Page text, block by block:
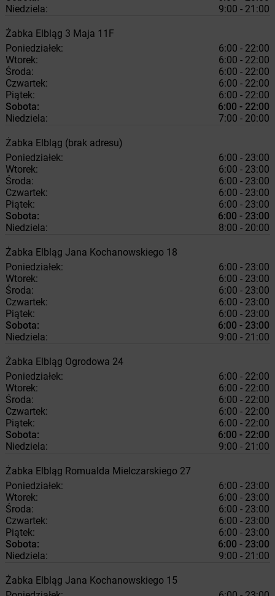
Niedziela:
9:00 - 21:00
Żabka Elbląg 3 Maja 11F
Poniedziałek:
6:00 - 22:00
Wtorek:
6:00 - 22:00
Środa:
6:00 - 22:00
Czwartek:
6:00 - 22:00
Piątek:
6:00 - 22:00
Sobota:
6:00 - 22:00
Niedziela:
7:00 - 20:00
Żabka Elbląg (brak adresu)
Poniedziałek:
6:00 - 23:00
Wtorek:
6:00 - 23:00
Środa:
6:00 - 23:00
Czwartek:
6:00 - 23:00
Piątek:
6:00 - 23:00
Sobota:
6:00 - 23:00
Niedziela:
8:00 - 20:00
Żabka Elbląg Jana Kochanowskiego 18
Poniedziałek:
6:00 - 23:00
Wtorek:
6:00 - 23:00
Środa:
6:00 - 23:00
Czwartek:
6:00 - 23:00
Piątek:
6:00 - 23:00
Sobota:
6:00 - 23:00
Niedziela:
9:00 - 21:00
Żabka Elbląg Ogrodowa 24
Poniedziałek:
6:00 - 22:00
Wtorek:
6:00 - 22:00
Środa:
6:00 - 22:00
Czwartek:
6:00 - 22:00
Piątek:
6:00 - 22:00
Sobota:
6:00 - 22:00
Niedziela:
9:00 - 21:00
Żabka Elbląg Romualda Mielczarskiego 27
Poniedziałek:
6:00 - 23:00
Wtorek:
6:00 - 23:00
Środa:
6:00 - 23:00
Czwartek:
6:00 - 23:00
Piątek:
6:00 - 23:00
Sobota:
6:00 - 23:00
Niedziela:
9:00 - 21:00
Żabka Elbląg Jana Kochanowskiego 15